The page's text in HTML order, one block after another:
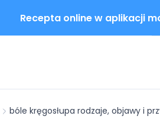
Recepta online w aplikacji
bóle kręgosłupa rodzaje, objawy i